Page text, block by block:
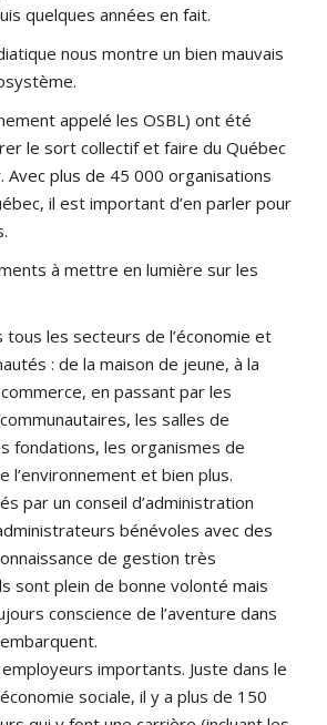
quelques années en fait.
nous montre un bien mauvais
appelé les OSBL) ont été
le sort collectif et faire du Québec
Avec plus de 45 000 organisations
il est important d’en parler pour
à mettre en lumière sur les
tous les secteurs de l’économie et
: de la maison de jeune, à la
en passant par les
les salles de
fondations, les organismes de
l’environnement et bien plus.
par un conseil d’administration
bénévoles avec des
de gestion très
sont plein de bonne volonté mais
conscience de l’aventure dans
importants. Juste dans le
sociale, il y a plus de 150